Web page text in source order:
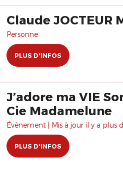
Claude JOCTEUR
Personne
PLUS D'INFOS
J’adore ma VIE
Cie Madamelune
Évènement | Mis à jour il y a plus
PLUS D'INFOS